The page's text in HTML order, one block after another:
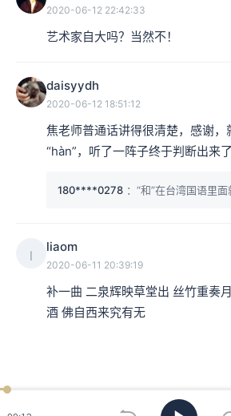
2020-06-12 22:42:33
艺术家自大吗？当然不！
daisyydh
2020-06-12 18:51:12
焦老师普通话讲得很清楚，感谢，
“hàn”，听了一阵子终于判断出来
180****0278 ：“和”在台湾国语里
l
liaom
2020-06-11 20:39:19
补一曲 二泉辉映草堂出 丝竹重奏
酒 佛自西来究有无